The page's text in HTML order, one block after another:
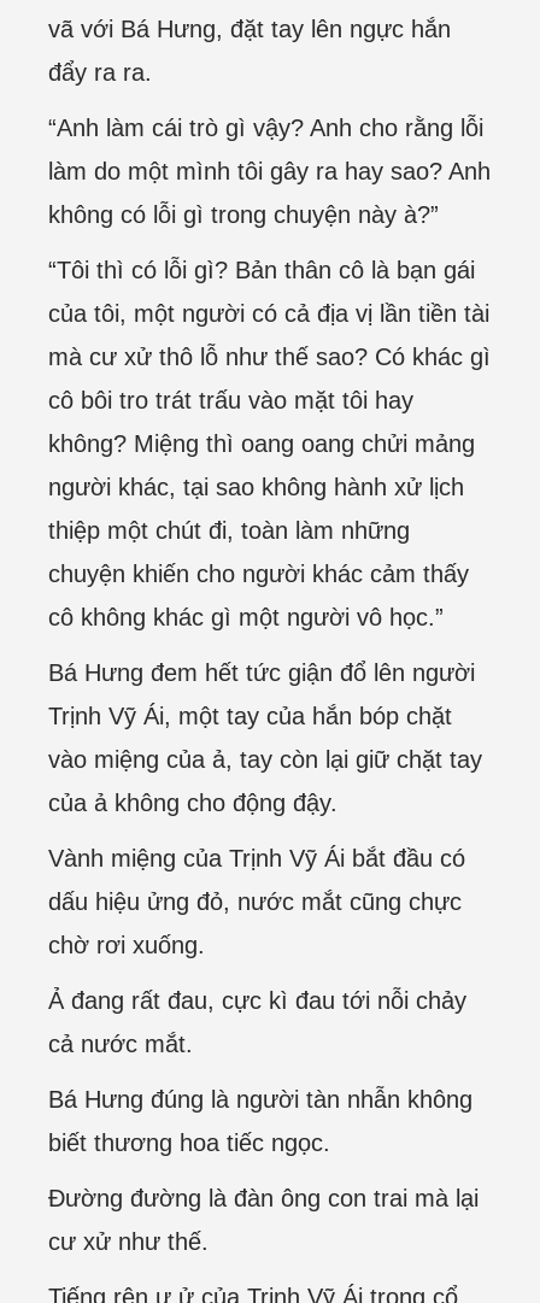
vã với Bá Hưng, đặt tay lên ngực hắn
đẩy ra ra.
“Anh làm cái trò gì vậy? Anh cho rằng lỗi
làm do một mình tôi gây ra hay sao? Anh
không có lỗi gì trong chuyện này à?”
“Tôi thì có lỗi gì? Bản thân cô là bạn gái
của tôi, một người có cả địa vị lần tiền tài
mà cư xử thô lỗ như thế sao? Có khác gì
cô bôi tro trát trấu vào mặt tôi hay
không? Miệng thì oang oang chửi mảng
người khác, tại sao không hành xử lịch
thiệp một chút đi, toàn làm những
chuyện khiến cho người khác cảm thấy
cô không khác gì một người vô học.”
Bá Hưng đem hết tức giận đổ lên người
Trịnh Vỹ Ái, một tay của hắn bóp chặt
vào miệng của ả, tay còn lại giữ chặt tay
của ả không cho động đậy.
Vành miệng của Trịnh Vỹ Ái bắt đầu có
dấu hiệu ửng đỏ, nước mắt cũng chực
chờ rơi xuống.
Ả đang rất đau, cực kì đau tới nỗi chảy
cả nước mắt.
Bá Hưng đúng là người tàn nhẫn không
biết thương hoa tiếc ngọc.
Đường đường là đàn ông con trai mà lại
cư xử như thế.
Tiếng rên ư ử của Trịnh Vỹ Ái trong cổ